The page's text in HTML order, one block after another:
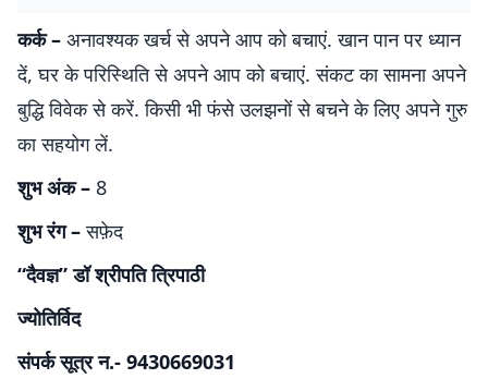
कर्क – अनावश्यक खर्च से अपने आप को बचाएं. खान पान पर ध्यान
दें, घर के परिस्थिति से अपने आप को बचाएं. संकट का सामना अपने
बुद्धि विवेक से करें. किसी भी फंसे उलझनों से बचने के लिए अपने गुरु
का सहयोग लें.
शुभ अंक – 8
शुभ रंग –सफ़ेद
“दैवज्ञ” डॉ श्रीपति त्रिपाठी
ज्योतिर्विद
संपर्क सूत्र न.- 9430669031